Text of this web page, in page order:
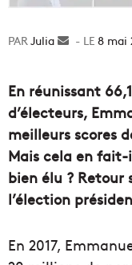
Julia
Envoyer8 mai
En réunissant
d’électeurs,
meilleurs scores
Mais cela en
bien élu ? Retour
l’élection
En 2017,